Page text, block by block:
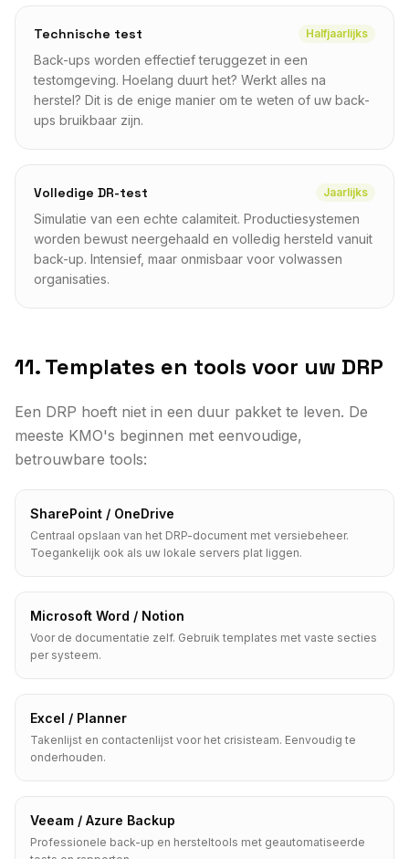
Technische test Halfjaarlijks
Back-ups worden effectief teruggezet in een
testomgeving. Hoelang duurt het? Werkt alles na
herstel? Dit is de enige manier om te weten of uw back-
ups bruikbaar zijn.
Volledige DR-test Jaarlijks
Simulatie van een echte calamiteit. Productiesystemen
worden bewust neergehaald en volledig hersteld vanuit
back-up. Intensief, maar onmisbaar voor volwassen
organisaties.
11. Templates en tools voor uw DRP
Een DRP hoeft niet in een duur pakket te leven. De
meeste KMO's beginnen met eenvoudige,
betrouwbare tools:
SharePoint / OneDrive
Centraal opslaan van het DRP-document met versiebeheer.
Toegankelijk ook als uw lokale servers plat liggen.
Microsoft Word / Notion
Voor de documentatie zelf. Gebruik templates met vaste secties
per systeem.
Excel / Planner
Takenlijst en contactenlijst voor het crisisteam. Eenvoudig te
onderhouden.
Veeam / Azure Backup
Professionele back-up en hersteltools met geautomatiseerde